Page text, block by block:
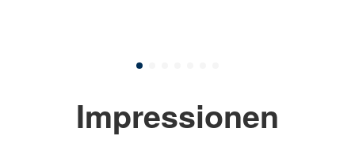
Impressionen